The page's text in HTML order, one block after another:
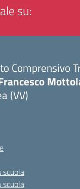
su:
Comprensivo
(VV)
scuola
scuola